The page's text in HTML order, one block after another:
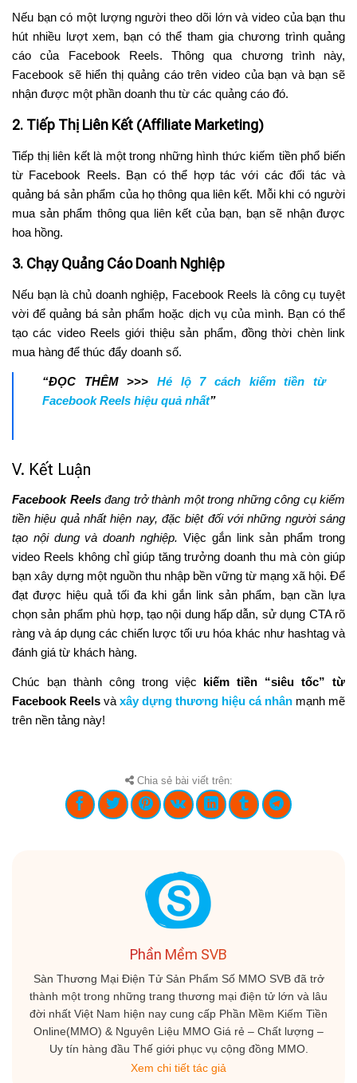
Nếu bạn có một lượng người theo dõi lớn và video của bạn thu
hút nhiều lượt xem, bạn có thể tham gia chương trình quảng
cáo của Facebook Reels. Thông qua chương trình này,
Facebook sẽ hiển thị quảng cáo trên video của bạn và bạn sẽ
nhận được một phần doanh thu từ các quảng cáo đó.
2. Tiếp Thị Liên Kết (Affiliate Marketing)
Tiếp thị liên kết là một trong những hình thức kiếm tiền phổ biến
từ Facebook Reels. Bạn có thể hợp tác với các đối tác và
quảng bá sản phẩm của họ thông qua liên kết. Mỗi khi có người
mua sản phẩm thông qua liên kết của bạn, bạn sẽ nhận được
hoa hồng.
3. Chạy Quảng Cáo Doanh Nghiệp
Nếu bạn là chủ doanh nghiệp, Facebook Reels là công cụ tuyệt
vời để quảng bá sản phẩm hoặc dịch vụ của mình. Bạn có thể
tạo các video Reels giới thiệu sản phẩm, đồng thời chèn link
mua hàng để thúc đẩy doanh số.
“ĐỌC THÊM >>>
Hé lộ 7 cách kiếm tiền từ
Facebook Reels hiệu quả nhất”
V. Kết Luận
Facebook Reelsđang trở thành một trong những công cụ kiếm
tiền hiệu quả nhất hiện nay, đặc biệt đối với những người sáng
tạo nội dung và doanh nghiệp. Việc gắn link sản phẩm trong
video Reels không chỉ giúp tăng trưởng doanh thu mà còn giúp
bạn xây dựng một nguồn thu nhập bền vững từ mạng xã hội. Để
đạt được hiệu quả tối đa khi gắn link sản phẩm, bạn cần lựa
chọn sản phẩm phù hợp, tạo nội dung hấp dẫn, sử dụng CTA rõ
ràng và áp dụng các chiến lược tối ưu hóa khác như hashtag và
đánh giá từ khách hàng.
Chúc bạn thành công trong việc kiếm tiền “siêu tốc” từ
Facebook Reels và xây dựng thương hiệu cá nhân mạnh mẽ
trên nền tảng này!
Chia sẻ bài viết trên:
Phần Mềm SVB
Sàn Thương Mại Điện Tử Sản Phẩm Số MMO SVB đã trở
thành một trong những trang thương mại điện tử lớn và lâu
đời nhất Việt Nam hiện nay cung cấp Phần Mềm Kiếm Tiền
Online(MMO) & Nguyên Liệu MMO Giá rẻ – Chất lượng –
Uy tín hàng đầu Thế giới phục vụ cộng đồng MMO.
Xem chi tiết tác giả